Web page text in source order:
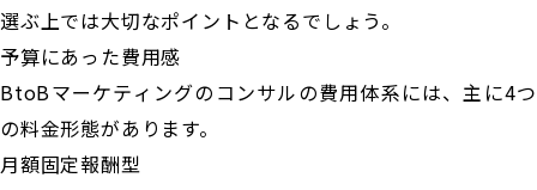
選ぶ上では大切なポイントとなるでしょう。
予算にあった費用感
BtoBマーケティングのコンサルの費用体系には、主に4つ
の料金形態があります。
月額固定報酬型